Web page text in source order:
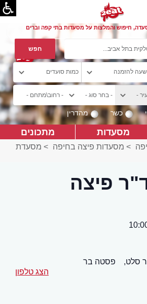
חיפוש והמלצות על מסעדות בתי קפה וברים
כשר מהדרין
מסעדות מתכונים
> מסעדות פיצה בחיפה > מסעדת
פיצה
סלט,
פסטה בר
הצג טלפון